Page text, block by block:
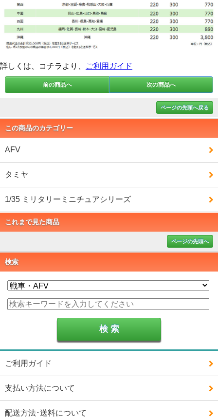
詳しくは、コチラより、 ご利用ガイド
前の商品へ 次の商品へ
ページの先頭へ戻る
この商品のカテゴリー
AFV
タミヤ
1/35 ミリタリーミニチュアシリーズ
これまで見た商品
ページの先頭へ
検索
ご利用ガイド
支払い方法について
配送方法･送料について